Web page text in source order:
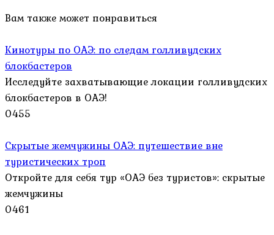
Вам также может понравиться
Кинотуры по ОАЭ: по следам голливудских
блокбастеров
Исследуйте захватывающие локации голливудских
блокбастеров в ОАЭ!
0455
Скрытые жемчужины ОАЭ: путешествие вне
туристических троп
Откройте для себя тур «ОАЭ без туристов»: скрытые
жемчужины
0461